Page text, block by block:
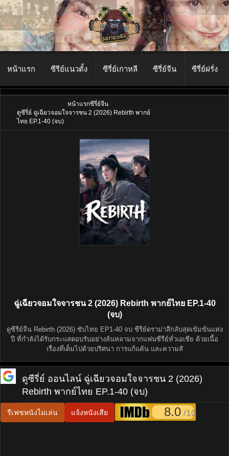
หน้าแรก ซีรีย์แนวตั้ง ซีรี่ย์เกาหลี ซีรี่ย์จีน ซีรี่ย์ฝรั่ง
หน้าแรกซีรี่ย์จีน
ดูซีรี่ย์ ฉู่เฉียวจอมใจจารชน 2 (2026) Rebirth พากย์
ไทย EP.1-40 (จบ)
ฉู่เฉียวจอมใจจารชน 2 (2026) Rebirth พากย์ไทย EP.1-40
(จบ)
ดูซีรีย์จีน Rebirth (2026) ซับไทย EP1-40 จบ ซีรีย์ดราม่าลึกลับสุดเข้มข้นแห่ง
ปี ที่กำลังได้รับกระแสตอบรับอย่างล้นหลามจากแฟนซีรีย์ทั่วเอเชีย ด้วยเนื้อ
เรื่องที่เต็มไปด้วยปริศนา การแก้แค้น และความสั
ดูซีรี่ย์ ออนไลน์ ฉู่เฉียวจอมใจจารชน 2 (2026)
Rebirth พากย์ไทย EP.1-40 (จบ)
รีเฟชหนังไม่เล่น แจ้งหนังเสีย 8.0 /10